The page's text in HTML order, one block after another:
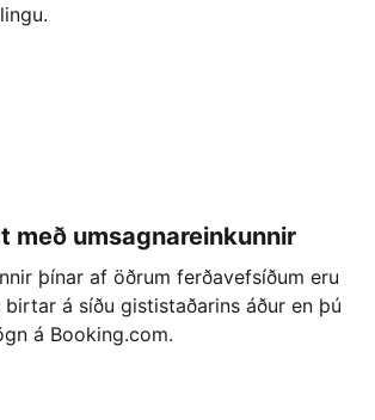
með umsagnareinkunnir
þínar af öðrum ferðavefsíðum eru
á síðu gististaðarins áður en þú
á Booking.com.